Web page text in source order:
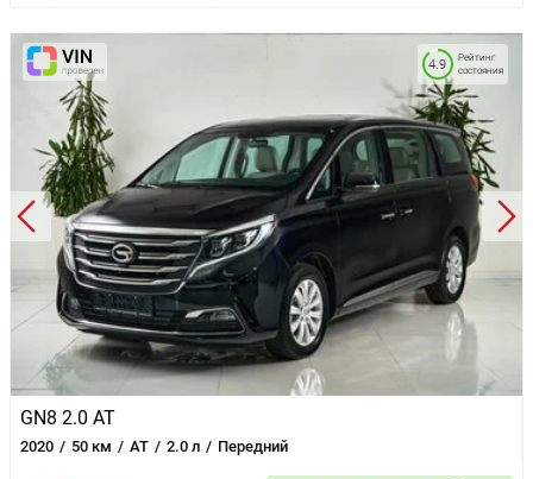
GN8 2.0 AT
2020 50 км AT 2.0 л Передний
Рейтинг
состояния
4.9